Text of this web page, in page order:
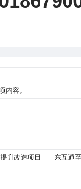
内容。
升改造项目——东互通